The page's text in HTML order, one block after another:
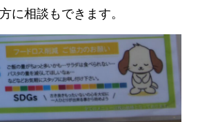
に相談もできます。